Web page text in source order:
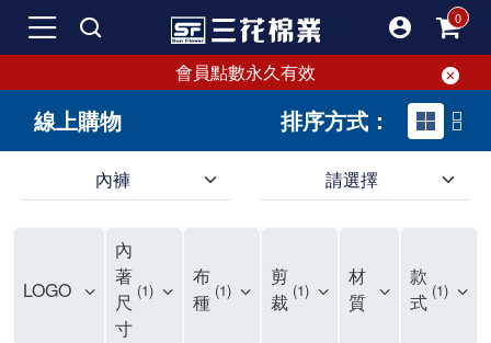
會員點數永久有效
線上購物 排序方式：
內褲 請選擇
LOGO
內
著
尺
寸
1
布
種 1
剪
裁 1
材
質
款
式 1